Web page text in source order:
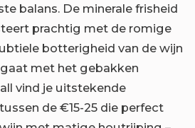
balans. De minerale frisheid
prachtig met de romige
botterigheid van de wijn
met het gebakken
vind je uitstekende
de €15-25 die perfect